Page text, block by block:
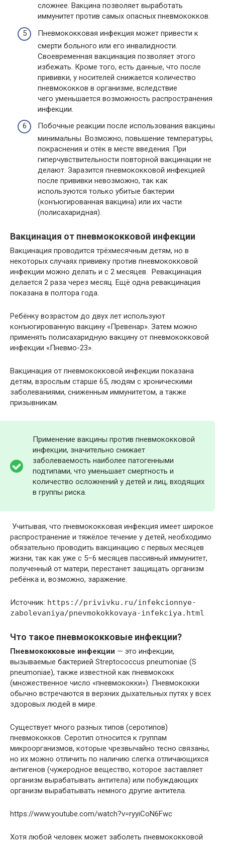
сложнее. Вакцина позволяет выработать
иммунитет против самых опасных пневмококков.
Пневмококковая инфекция может привести к
смерти больного или его инвалидности.
Своевременная вакцинация позволяет этого
избежать. Кроме того, есть данные, что после
прививки, у носителей снижается количество
пневмококков в организме, вследствие
чего уменьшается возможность распространения
инфекции.
Побочные реакции после использования вакцины
минимальны. Возможно, повышение температуры,
покраснения и отёк в месте введения. При
гиперчувствительности повторной вакцинации не
делают. Заразится пневмококковой инфекцией
после прививки невозможно, так как
используются только убитые бактерии
(конъюгированная вакцина) или их части
(полисахаридная).
Вакцинация от пневмококковой инфекции
Вакцинация проводится трёхмесячным детям, но в
некоторых случаях прививку против пневмококковой
инфекции можно делать и с 2 месяцев. Ревакцинация
делается 2 раза через месяц. Ещё одна ревакцинация
показана в полтора года.
Ребёнку возрастом до двух лет используют
конъюгированную вакцину «Превенар». Затем можно
применять полисахаридную вакцину от пневмококковой
инфекции «Пневмо-23».
Вакцинация от пневмококковой инфекции показана
детям, взрослым старше 65, людям с хроническими
заболеваниями, сниженным иммунитетом, а также
призывникам.
Применение вакцины против пневмококковой
инфекции, значительно снижает
заболеваемость наиболее патогенными
подтипами, что уменьшает смертность и
количество осложнений у детей и лиц, входящих
в группы риска.
Учитывая, что пневмококковая инфекция имеет широкое
распространение и тяжёлое течение у детей, необходимо
обязательно проводить вакцинацию с первых месяцев
жизни, так как уже с 5–6 месяцев пассивный иммунитет,
полученный от матери, перестанет защищать организм
ребёнка и, возможно, заражение.
Источник: https://privivku.ru/infekcionnye-
zabolevaniya/pnevmokokkovaya-infekciya.html
Что такое пневмококковые инфекции?
Пневмококковые инфекции — это инфекции,
вызываемые бактерией Streptococcus pneumoniae (S
pneumoniae), также известной как пневмококк
(множественное число «пневмококки»). Пневмококки
обычно встречаются в верхних дыхательных путях у всех
здоровых людей в мире.
Существует много разных типов (серотипов)
пневмококков. Серотип относится к группам
микроорганизмов, которые чрезвычайно тесно связаны,
но их можно отличить по наличию слегка отличающихся
антигенов (чужеродное вещество, которое заставляет
организм вырабатывать антитела) или побуждающих
организм вырабатывать немного другие антитела.
https://www.youtube.com/watch?v=ryyiCoN6Fwc
Хотя любой человек может заболеть пневмококковой